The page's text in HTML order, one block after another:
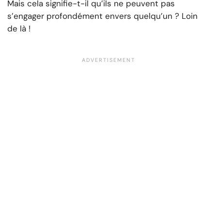
Mais cela signifie-t-il qu’ils ne peuvent pas
s’engager profondément envers quelqu’un ? Loin
de là !